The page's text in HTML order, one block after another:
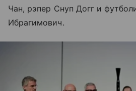
Чан, рэпер Снуп Догг и
Ибрагимович.